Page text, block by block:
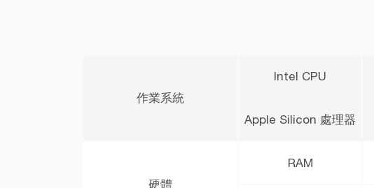
作業系統
Intel CPU
Apple Silicon 處理器
硬體
RAM